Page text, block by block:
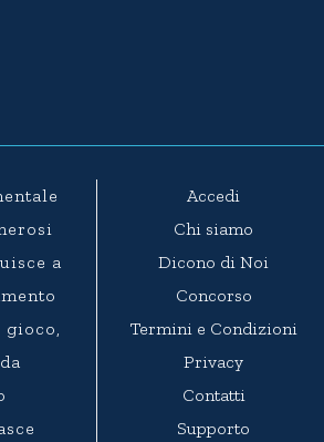
a
gioco,
Accedi
Chi siamo
Dicono di Noi
Concorso
Termini e Condizioni
Privacy
Contatti
Supporto